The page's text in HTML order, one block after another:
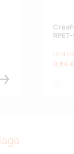
Hind
0,84 €